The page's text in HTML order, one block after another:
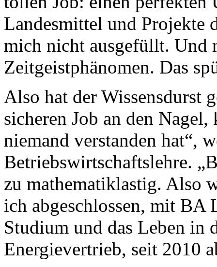
Landesmittel und Projekte
mich nicht ausgefüllt. Und
Zeitgeistphänomen. Das
Also hat der Wissensdurst
sicheren Job an den
niemand verstanden hat“,
Betriebswirtschaftslehre.
zu mathematiklastig. Also
ich abgeschlossen, mit
Studium und das Leben in
Energievertrieb, seit 2010